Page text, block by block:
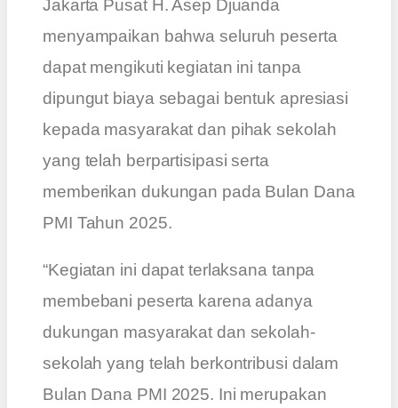
Jakarta Pusat H. Asep Djuanda
menyampaikan bahwa seluruh peserta
dapat mengikuti kegiatan ini tanpa
dipungut biaya sebagai bentuk apresiasi
kepada masyarakat dan pihak sekolah
yang telah berpartisipasi serta
memberikan dukungan pada Bulan Dana
PMI Tahun 2025.
“Kegiatan ini dapat terlaksana tanpa
membebani peserta karena adanya
dukungan masyarakat dan sekolah-
sekolah yang telah berkontribusi dalam
Bulan Dana PMI 2025. Ini merupakan